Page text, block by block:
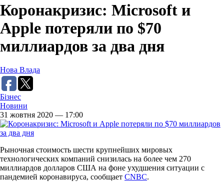
Коронакризис: Microsoft и
Apple потеряли по $70
миллиардов за два дня
Нова Влада
Бізнес
Новини
31 жовтня 2020 — 17:00
Рыночная стоимость шести крупнейших мировых
технологических компаний снизилась на более чем 270
миллиардов долларов США на фоне ухудшения ситуации с
пандемией коронавируса, сообщает CNBC.